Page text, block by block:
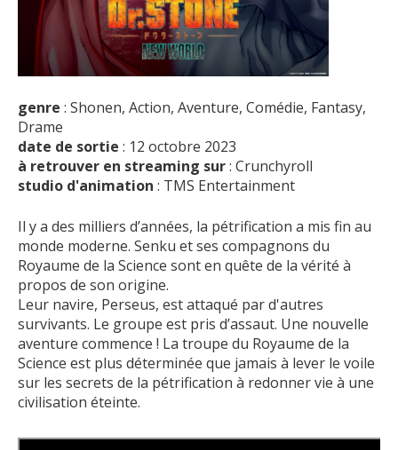
genre : Shonen, Action, Aventure, Comédie, Fantasy,
Drame
date de sortie : 12 octobre 2023
à retrouver en streaming sur: Crunchyroll
studio d'animation : TMS Entertainment
Il y a des milliers d’années, la pétrification a mis fin au
monde moderne. Senku et ses compagnons du
Royaume de la Science sont en quête de la vérité à
propos de son origine.
Leur navire, Perseus, est attaqué par d'autres
survivants. Le groupe est pris d’assaut. Une nouvelle
aventure commence ! La troupe du Royaume de la
Science est plus déterminée que jamais à lever le voile
sur les secrets de la pétrification à redonner vie à une
civilisation éteinte.